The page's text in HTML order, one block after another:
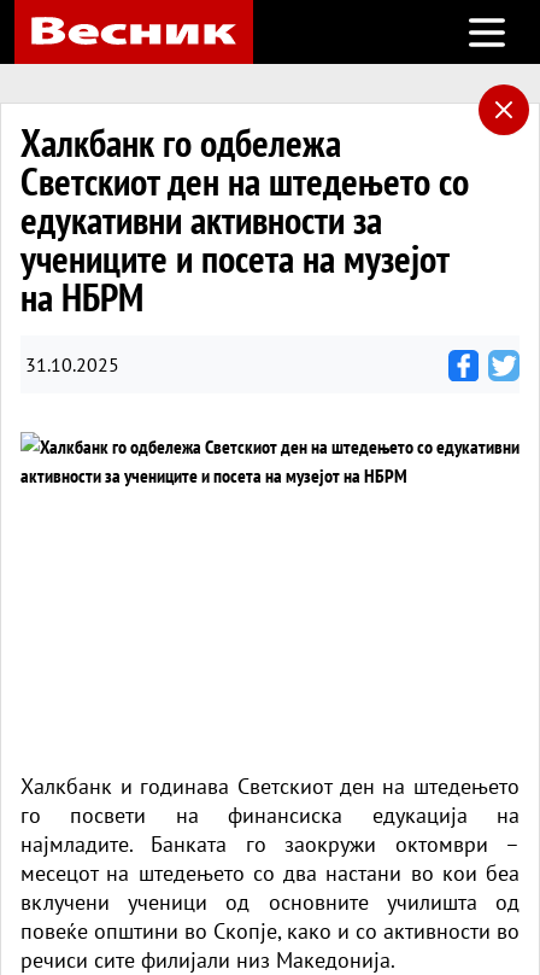
Open
Халкбанк го одбележа
Светскиот ден на штедењето со
едукативни активности за
учениците и посета на музејот
на НБРМ
31.10.2025
Халкбанк и годинава Светскиот ден на штедењето
го посвети на финансиска едукација на
најмладите. Банката го заокружи октомври –
месецот на штедењето со два настани во кои беа
вклучени ученици од основните училишта од
повеќе општини во Скопје, како и со активности во
речиси сите филијали низ Македонија.